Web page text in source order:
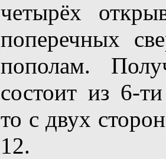
четырёх
поперечных
пополам.
состоит из 6-
то с двух
12.